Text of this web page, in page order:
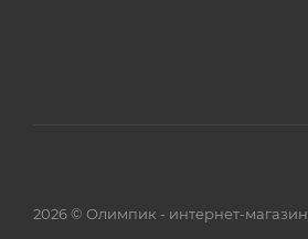
2026 © Олимпик - интернет-магазин